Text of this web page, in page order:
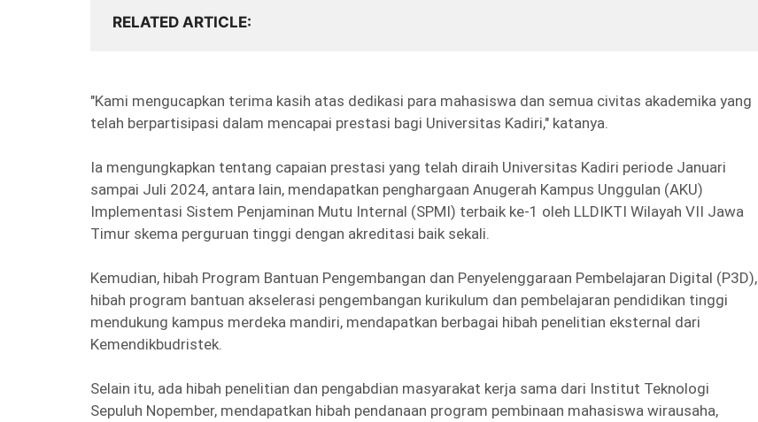
RELATED ARTICLE
"Kami mengucapkan terima kasih atas dedikasi para mahasiswa dan semua civitas akademika yang
telah berpartisipasi dalam mencapai prestasi bagi Universitas Kadiri," katanya.
Ia mengungkapkan tentang capaian prestasi yang telah diraih Universitas Kadiri periode Januari
sampai Juli 2024, antara lain, mendapatkan penghargaan Anugerah Kampus Unggulan (AKU)
Implementasi Sistem Penjaminan Mutu Internal (SPMI) terbaik ke-1 oleh LLDIKTI Wilayah VII Jawa
Timur skema perguruan tinggi dengan akreditasi baik sekali.
Kemudian, hibah Program Bantuan Pengembangan dan Penyelenggaraan Pembelajaran Digital (P3D),
hibah program bantuan akselerasi pengembangan kurikulum dan pembelajaran pendidikan tinggi
mendukung kampus merdeka mandiri, mendapatkan berbagai hibah penelitian eksternal dari
Kemendikbudristek.
Selain itu, ada hibah penelitian dan pengabdian masyarakat kerja sama dari Institut Teknologi
Sepuluh Nopember, mendapatkan hibah pendanaan program pembinaan mahasiswa wirausaha,